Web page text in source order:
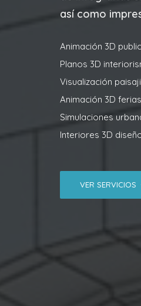
así como
Animación 3D
Planos 3D
Visualización
Animación 3D
Simulaciones
Interiores 3D
VER SERVICIOS